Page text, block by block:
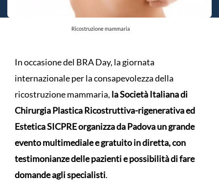
Ricostruzione mammaria
In occasione del BRA Day, la giornata
internazionale per la consapevolezza della
ricostruzione mammaria, la Società Italiana di
Chirurgia Plastica Ricostruttiva-rigenerativa ed
Estetica SICPRE organizza da Padova un grande
evento multimediale e gratuito in diretta, con
testimonianze delle pazienti e possibilità di fare
domande agli specialisti.